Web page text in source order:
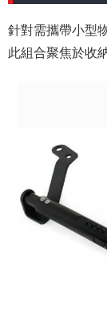
針對需攜帶小型
此組合聚焦於收